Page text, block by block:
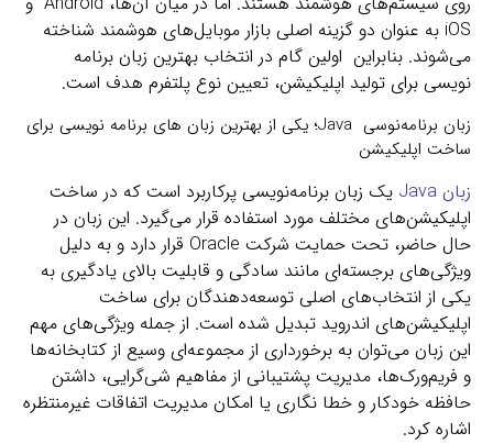
iOS به عنوان دو گزینه اصلی بازار موبایل‌های هوشمند شناخته
می‌شوند. بنابراین اولین گام در انتخاب بهترین زبان برنامه
نویسی برای تولید اپلیکیشن، تعیین نوع پلتفرم هدف است.
زبان برنامه‌نوسی Java؛ یکی از بهترین زبان های برنامه نویسی برای
ساخت اپلیکیشن
زبان Java
یک زبان برنامه‌نویسی پرکاربرد است که در ساخت
اپلیکیشن‌های مختلف مورد استفاده قرار می‌گیرد. این زبان در
حال حاضر، تحت حمایت شرکت Oracle قرار دارد و به دلیل
ویژگی‌های برجسته‌ای مانند سادگی و قابلیت بالای یادگیری به
یکی از انتخاب‌های اصلی توسعه‌دهندگان برای ساخت
اپلیکیشن‌های اندروید تبدیل شده است. از جمله ویژگی‌های مهم
این زبان می‌توان به برخورداری از مجموعه‌ای وسیع از کتابخانه‌ها
و فریم‌ورک‌ها، مدیریت پشتیبانی از مفاهیم شی‌گرایی، داشتن
حافظه خودکار و خطا نگاری یا امکان مدیریت اتفاقات غیرمنتظره
اشاره کرد.